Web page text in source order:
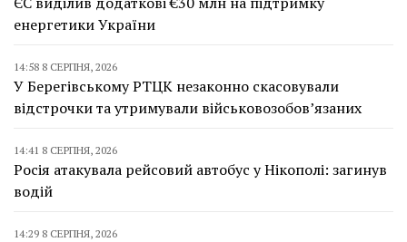
енергетики України
14:58 8 СЕРПНЯ, 2026
У Берегівському РТЦК незаконно скасовували
відстрочки та утримували військовозобов’язаних
14:41 8 СЕРПНЯ, 2026
Росія атакувала рейсовий автобус у Нікополі: загинув
водій
14:29 8 СЕРПНЯ, 2026